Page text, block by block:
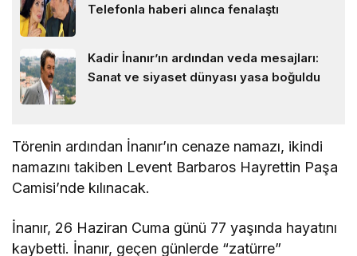
Telefonla haberi alınca fenalaştı
Kadir İnanır’ın ardından veda mesajları:
Sanat ve siyaset dünyası yasa boğuldu
Törenin ardından İnanır’ın cenaze namazı, ikindi
namazını takiben Levent Barbaros Hayrettin Paşa
Camisi’nde kılınacak.
İnanır, 26 Haziran Cuma günü 77 yaşında hayatını
kaybetti. İnanır, geçen günlerde “zatürre”